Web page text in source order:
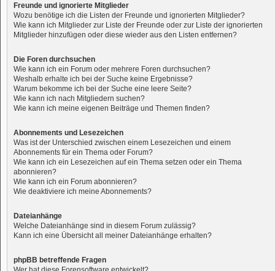
Freunde und ignorierte Mitglieder
Wozu benötige ich die Listen der Freunde und ignorierten Mitglieder?
Wie kann ich Mitglieder zur Liste der Freunde oder zur Liste der ignorierten
Mitglieder hinzufügen oder diese wieder aus den Listen entfernen?
Die Foren durchsuchen
Wie kann ich ein Forum oder mehrere Foren durchsuchen?
Weshalb erhalte ich bei der Suche keine Ergebnisse?
Warum bekomme ich bei der Suche eine leere Seite?
Wie kann ich nach Mitgliedern suchen?
Wie kann ich meine eigenen Beiträge und Themen finden?
Abonnements und Lesezeichen
Was ist der Unterschied zwischen einem Lesezeichen und einem
Abonnements für ein Thema oder Forum?
Wie kann ich ein Lesezeichen auf ein Thema setzen oder ein Thema
abonnieren?
Wie kann ich ein Forum abonnieren?
Wie deaktiviere ich meine Abonnements?
Dateianhänge
Welche Dateianhänge sind in diesem Forum zulässig?
Kann ich eine Übersicht all meiner Dateianhänge erhalten?
phpBB betreffende Fragen